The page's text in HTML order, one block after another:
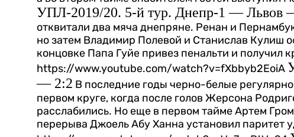
УПЛ-2019/20. 5-й тур. Днепр-1 — Львов
отквитали два мяча днепряне. Ренан и
но затем Владимир Полевой и Станислав Кулиш
концовке Папа Гуйе привез пенальти и получил
https://www.youtube.com/watch?v=fXbbyb2EoiA
— 2:2 В последние годы черно-белые
первом круге, когда после голов Жерсона
расслабились. Но еще в первом тайме Артем
перерыва Джоель Абу Ханна установил паритет